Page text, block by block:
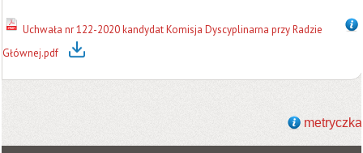
Uchwała nr 122-2020 kandydat Komisja Dyscyplinarna przy Radzie
Głównej.pdf
metryczka